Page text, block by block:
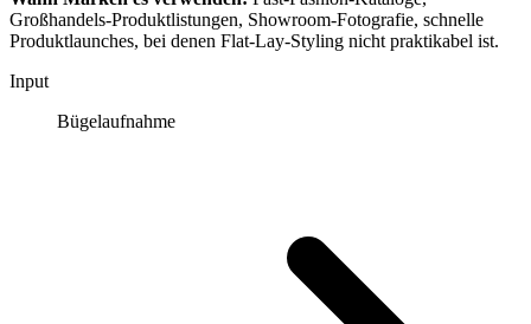
Großhandels-Produktlistungen, Showroom-Fotografie, schnelle
Produktlaunches, bei denen Flat-Lay-Styling nicht praktikabel ist.
Input
Bügelaufnahme